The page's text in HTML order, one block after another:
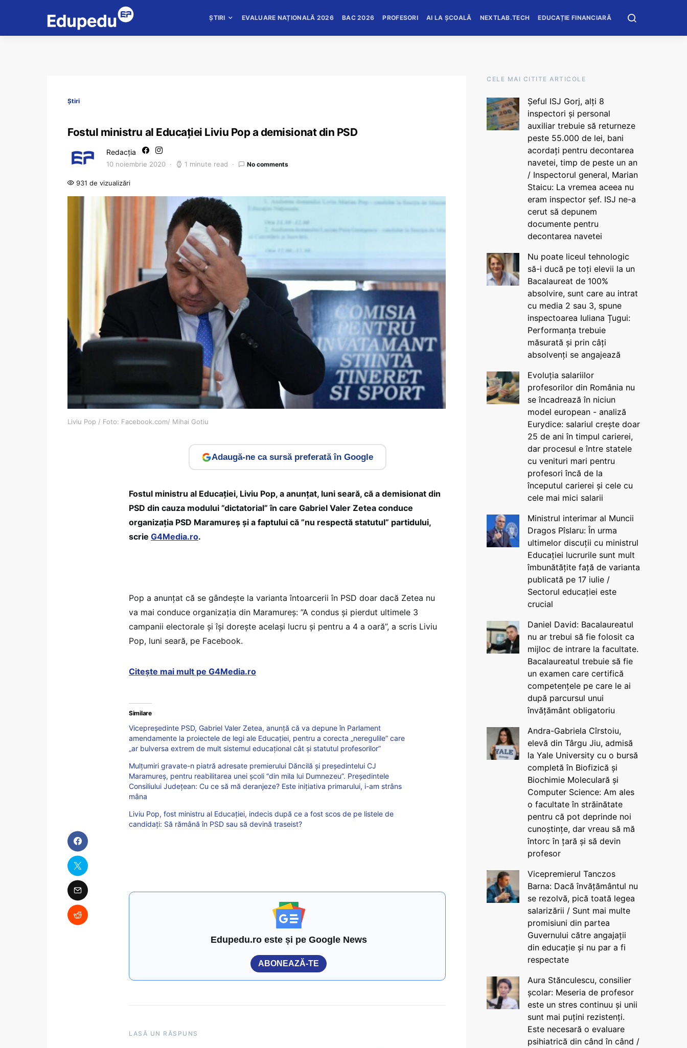
ȘTIRI EVALUARE NAȚIONALĂ 2026 BAC 2026 PROFESORI AI LA ȘCOALĂ NEXTLAB.TECH EDUCAȚIE FINANCIARĂ
Știri
Fostul ministru al Educației Liviu Pop a demisionat din PSD
Redacția
10 noiembrie 2020 1 minute read No comments
931 de vizualizări
Liviu Pop / Foto: Facebook.com/ Mihai Gotiu
Adaugă-ne ca sursă preferată în Google
Fostul ministru al Educației, Liviu Pop, a anunțat, luni seară, că a demisionat din
PSD din cauza modului ”dictatorial” în care Gabriel Valer Zetea conduce
organizația PSD Maramureș și a faptului că ”nu respectă statutul” partidului,
scrie G4Media.ro.
Pop a anunțat că se gândește la varianta întoarcerii în PSD doar dacă Zetea nu
va mai conduce organizația din Maramureș: ”A condus și pierdut ultimele 3
campanii electorale și își dorește același lucru și pentru a 4 a oară”, a scris Liviu
Pop, luni seară, pe Facebook.
Citește mai mult pe G4Media.ro
Similare
Vicepreședinte PSD, Gabriel Valer Zetea, anunță că va depune în Parlament
amendamente la proiectele de legi ale Educației, pentru a corecta „neregulile” care
„ar bulversa extrem de mult sistemul educațional cât și statutul profesorilor”
Mulțumiri gravate-n piatră adresate premierului Dăncilă și președintelui CJ
Maramureș, pentru reabilitarea unei școli “din mila lui Dumnezeu”. Președintele
Consiliului Județean: Cu ce să mă deranjeze? Este inițiativa primarului, i-am strâns
mâna
Liviu Pop, fost ministru al Educației, indecis după ce a fost scos de pe listele de
candidați: Să rămână în PSD sau să devină traseist?
Edupedu.ro este și pe Google News
ABONEAZĂ-TE
LASĂ UN RĂSPUNS
CELE MAI CITITE ARTICOLE
Șeful ISJ Gorj, alți 8
inspectori și personal
auxiliar trebuie să returneze
peste 55.000 de lei, bani
acordați pentru decontarea
navetei, timp de peste un an
/ Inspectorul general, Marian
Staicu: La vremea aceea nu
eram inspector șef. ISJ ne-a
cerut să depunem
documente pentru
decontarea navetei
Nu poate liceul tehnologic
să-i ducă pe toți elevii la un
Bacalaureat de 100%
absolvire, sunt care au intrat
cu media 2 sau 3, spune
inspectoarea Iuliana Țugui:
Performanța trebuie
măsurată și prin câți
absolvenți se angajează
Evoluția salariilor
profesorilor din România nu
se încadrează în niciun
model european - analiză
Eurydice: salariul crește doar
25 de ani în timpul carierei,
dar procesul e între statele
cu venituri mari pentru
profesori încă de la
începutul carierei și cele cu
cele mai mici salarii
Ministrul interimar al Muncii
Dragos Pîslaru: În urma
ultimelor discuții cu ministrul
Educației lucrurile sunt mult
îmbunătățite față de varianta
publicată pe 17 iulie /
Sectorul educației este
crucial
Daniel David: Bacalaureatul
nu ar trebui să fie folosit ca
mijloc de intrare la facultate.
Bacalaureatul trebuie să fie
un examen care certifică
competențele pe care le ai
după parcursul unui
învățământ obligatoriu
Andra-Gabriela Cîrstoiu,
elevă din Târgu Jiu, admisă
la Yale University cu o bursă
completă în Biofizică și
Biochimie Moleculară și
Computer Science: Am ales
o facultate în străinătate
pentru că pot deprinde noi
cunoștințe, dar vreau să mă
întorc în țară și să devin
profesor
Vicepremierul Tanczos
Barna: Dacă învățământul nu
se rezolvă, pică toată legea
salarizării / Sunt mai multe
promisiuni din partea
Guvernului către angajații
din educație și nu par a fi
respectate
Aura Stănculescu, consilier
școlar: Meseria de profesor
este un stres continuu și unii
sunt mai puțini rezistenți.
Este necesară o evaluare
psihiatrică din când în când /